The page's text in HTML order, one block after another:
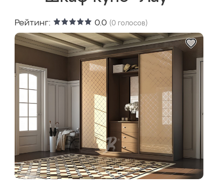
Рейтинг: 0.0 (0 голосов)